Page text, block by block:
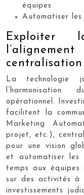
équipes
Automatiser
Exploiter
centralisation
La technologie
opérationnel.
facilitent la
Marketing
projet, etc.),
pour une vision
et automatiser les
temps aux
sur des activités à
investissements